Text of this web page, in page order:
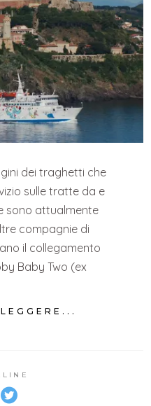
dei traghetti che
sulle tratte da e
sono attualmente
compagnie di
il collegamento
Baby Two (ex